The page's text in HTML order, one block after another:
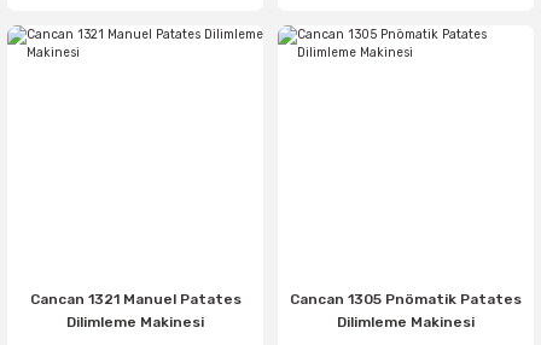
Cancan 1321 Manuel Patates
Dilimleme Makinesi
Cancan 1305 Pnömatik Patates
Dilimleme Makinesi